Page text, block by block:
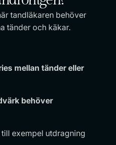
tandläkaren behöver
tänder och käkar.
mellan tänder eller
behöver
till exempel utdragning